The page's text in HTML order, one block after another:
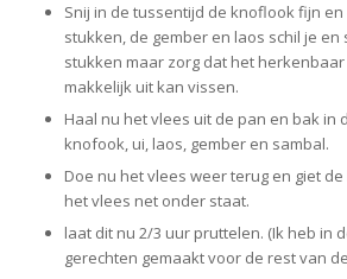
Snij in de tussentijd de knoflook fijn en
stukken, de gember en laos schil je en
stukken maar zorg dat het
makkelijk uit kan vissen.
Haal nu het vlees uit de pan en bak in
knofook, ui, laos, gember en sambal.
Doe nu het vlees weer terug en giet
het vlees net onder staat.
laat dit nu 2/3 uur pruttelen. (Ik heb in
gerechten gemaakt voor de rest van